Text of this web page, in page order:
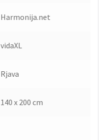
Harmonija.net
vidaXL
Rjava
140 x 200 cm